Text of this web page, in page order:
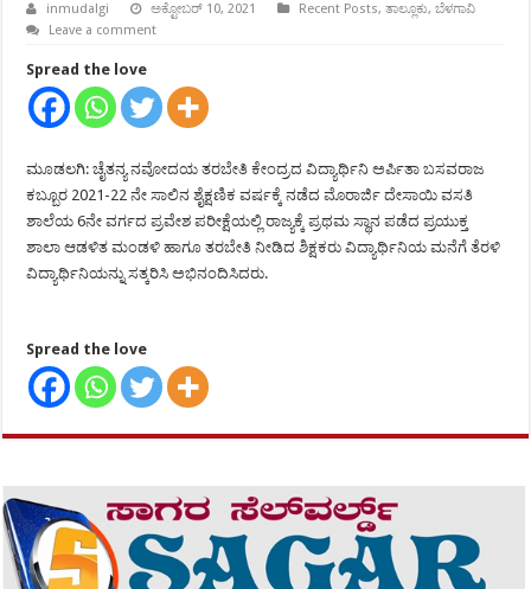
inmudalgi ಅಕ್ಟೋಬರ್ 10, 2021 Recent Posts,ತಾಲ್ಲೂಕು,ಬೆಳಗಾವಿ
Leave a comment
Spread the love
ಮೂಡಲಗಿ: ಚೈತನ್ಯ ನವೋದಯ ತರಬೇತಿ ಕೇಂದ್ರದ ವಿದ್ಯಾರ್ಥಿನಿ ಅರ್ಪಿತಾ ಬಸವರಾಜ
ಕಬ್ಬೂರ 2021-22 ನೇ ಸಾಲಿನ ಶೈಕ್ಷಣಿಕ ವರ್ಷಕ್ಕೆ ನಡೆದ ಮೊರಾರ್ಜಿ ದೇಸಾಯಿ ವಸತಿ
ಶಾಲೆಯ 6ನೇ ವರ್ಗದ ಪ್ರವೇಶ ಪರೀಕ್ಷೆಯಲ್ಲಿ ರಾಜ್ಯಕ್ಕೆ ಪ್ರಥಮ ಸ್ಥಾನ ಪಡೆದ ಪ್ರಯುಕ್ತ
ಶಾಲಾ ಆಡಳಿತ ಮಂಡಳಿ ಹಾಗೂ ತರಬೇತಿ ನೀಡಿದ ಶಿಕ್ಷಕರು ವಿದ್ಯಾರ್ಥಿನಿಯ ಮನೆಗೆ ತೆರಳಿ
ವಿದ್ಯಾರ್ಥಿನಿಯನ್ನು ಸತ್ಕರಿಸಿ ಅಭಿನಂದಿಸಿದರು.
Spread the love